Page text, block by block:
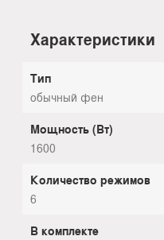
Характеристики
Тип
обычный фен
Мощность (Вт)
1600
Количество режимов
6
В комплекте